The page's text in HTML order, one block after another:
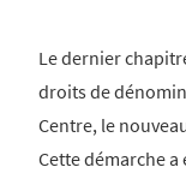
Le dernier
droits de
Centre, le
Cette démarche